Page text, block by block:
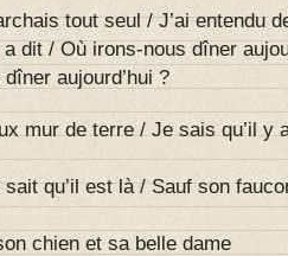
tout seul / J’ai entendu
a dit / Où irons-nous dîner
aujourd’hui ?
mur de terre / Je sais qu’il y
sait qu’il est là / Sauf son
chien et sa belle dame